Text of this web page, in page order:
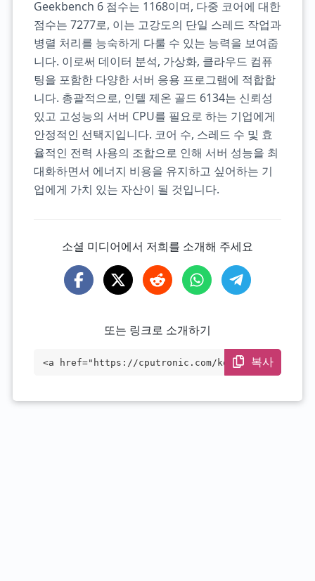
Geekbench 6 점수는 1168이며, 다중 코어에 대한
점수는 7277로, 이는 고강도의 단일 스레드 작업과
병렬 처리를 능숙하게 다룰 수 있는 능력을 보여줍
니다. 이로써 데이터 분석, 가상화, 클라우드 컴퓨
팅을 포함한 다양한 서버 응용 프로그램에 적합합
니다. 총괄적으로, 인텔 제온 골드 6134는 신뢰성
있고 고성능의 서버 CPU를 필요로 하는 기업에게
안정적인 선택지입니다. 코어 수, 스레드 수 및 효
율적인 전력 사용의 조합으로 인해 서버 성능을 최
대화하면서 에너지 비용을 유지하고 싶어하는 기
업에게 가치 있는 자산이 될 것입니다.
소셜 미디어에서 저희를 소개해 주세요
또는 링크로 소개하기
<a href="https://cputronic.com/ko/cpu/in
복사